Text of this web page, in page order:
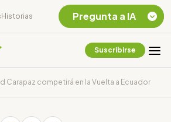
Historias
Suscribirse
Carapaz competirá en la Vuelta a Ecuador
Pregunta a IA
Chevron Ecuador